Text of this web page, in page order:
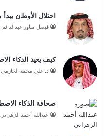
احتلال الأوطان
فيصل مناور عبدالدائم
كيف يعيد الذكاء
د. علي محمد الحازمي
صحافة الذكاء
عبدالله أحمد الزهراني